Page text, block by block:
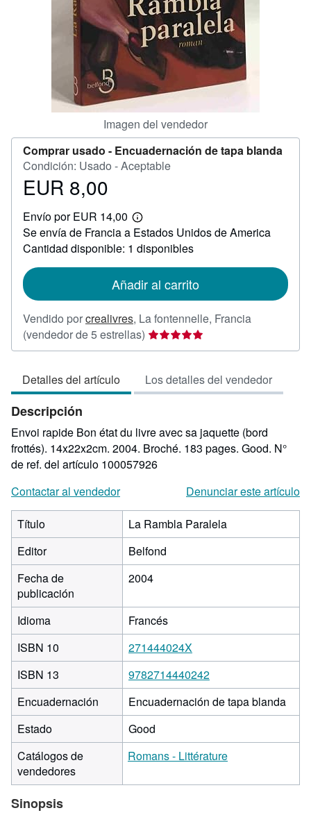
Imagen del vendedor
Comprar usado - Encuadernación de tapa blanda
Condición: Usado - Aceptable
Precio
8,00
EUR 8,00
Envío por EUR 14,00
Más
información
sobre
las
envío
Se envía de Francia a Estados Unidos de America
Cantidad disponible: 1 disponibles
Añadir al carrito
Vendido porcrealivres, La fontennelle, Francia
(vendedor de 5 estrellas) Calificación
del
5
de
estrellas
Detalles del artículo Los detalles del vendedor
Descripción
Envoi rapide Bon état du livre avec sa jaquette (bord
frottés). 14x22x2cm. 2004. Broché. 183 pages. Good. N°
de ref. del artículo 100057926
Contactar al vendedor
Denunciar este artículo
Título
La Rambla Paralela
Editor
Belfond
Fecha de
publicación
2004
Idioma
Francés
ISBN 10
271444024X
ISBN 13
9782714440242
Encuadernación
Encuadernación de tapa blanda
Estado
Good
Catálogos de
vendedores
Romans - Littérature
Sinopsis